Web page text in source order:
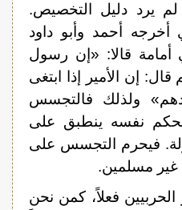
يرد دليل التخصيص.
أخرجه أحمد وأبو داود
أمامة قالا: «إن رسول
إن الأمير إذا ابتغى
ولذلك فالتجسس
نفسه ينطبق على
فيحرم التجسس على
غير مسلمين.
فعلاً، كمن نحن